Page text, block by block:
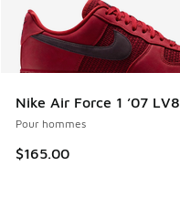
Nike Air Force 1 ’07 LV8
Pour hommes
$165.00